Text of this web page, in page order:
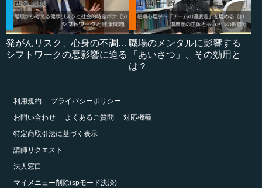
発がんリスク、心身の不調…
シフトワークの悪影響に迫る
職場のメンタルに影響する
「あいさつ」、その効用と
は？
利用規約
プライバシーポリシー
お問い合わせ
よくあるご質問
対応機種
特定商取引法に基づく表示
講師リクエスト
法人窓口
マイメニュー削除(spモード決済)